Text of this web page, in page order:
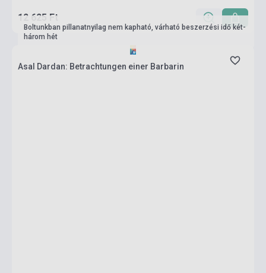
12 625 Ft
Boltunkban pillanatnyilag nem kapható, várható beszerzési idő két-
három hét
Asal Dardan: Betrachtungen einer Barbarin